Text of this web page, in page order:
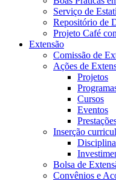
Serviço de
Repositório de
Projeto Café
Extensão
Comissão de
Ações de
Projetos
Cursos
Eventos
Inserção
Bolsa de
Convênios e